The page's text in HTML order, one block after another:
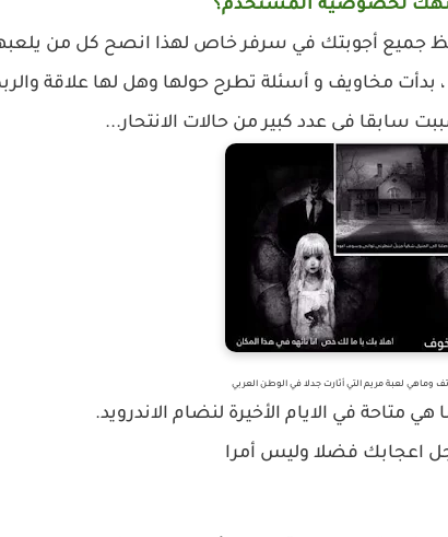
لخصوصية المستخدم؟
أجوبتك في سرفر خاص لهذا انصح كل من
بدأت مخاويف و أسئلة تطرح حولها وهل لها علاقة
سابقا فى عدد كبير من حالات الانتحار...
وماهي لعبة مريم التي أثارت جدلا في الوطن العربي
متاحة في الايام الأخيرة لنضام الاندرويد.
اعجابك فضلا وليس أمرا